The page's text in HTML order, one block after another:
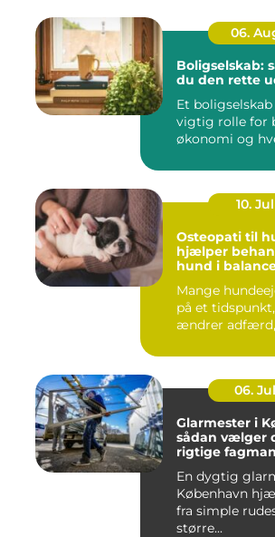
06.
Boligselskab:
du den rette
Et
vigtig rolle for
økonomi og
10. Jul
Osteopati til
hjælper
hund i
Mange
på et
ændrer
06. Jul
Glarmester i
sådan vælger
rigtige
En dygtig
København
fra simple
større...